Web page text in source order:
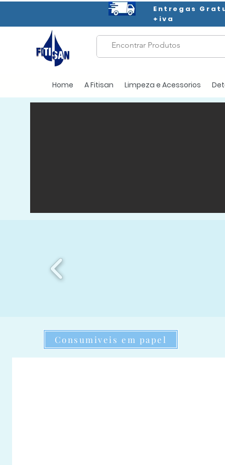
Entregas
+iva
Home A Fitisan Limpeza e Acessorios
Consumiveis em papel